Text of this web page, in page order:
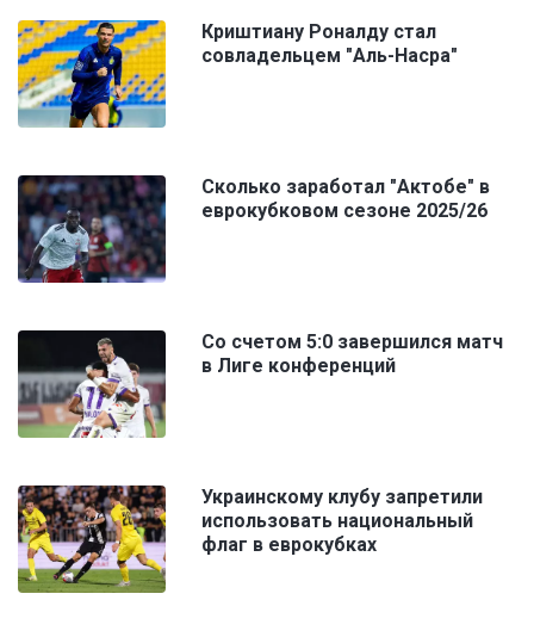
Криштиану Роналду стал
совладельцем "Аль-Насра"
Сколько заработал "Актобе" в
еврокубковом сезоне 2025/26
Со счетом 5:0 завершился матч
в Лиге конференций
Украинскому клубу запретили
использовать национальный
флаг в еврокубках